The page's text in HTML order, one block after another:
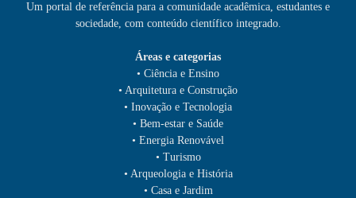
Um portal de referência para a comunidade acadêmica, estudantes e
sociedade, com conteúdo científico integrado.
Áreas e categorias
• Ciência e Ensino
• Arquitetura e Construção
• Inovação e Tecnologia
• Bem-estar e Saúde
• Energia Renovável
• Turismo
• Arqueologia e História
• Casa e Jardim